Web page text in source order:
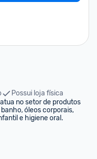
Possui loja física
no setor de produtos
óleos corporais,
e higiene oral.